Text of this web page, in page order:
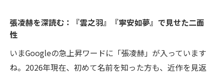
張凌赫を深読む：『雲之羽』『寧安如夢』で見せた二面
性
いまGoogleの急上昇ワードに「張凌赫」が入っています
ね。2026年現在、初めて名前を知った方も、近作を見返